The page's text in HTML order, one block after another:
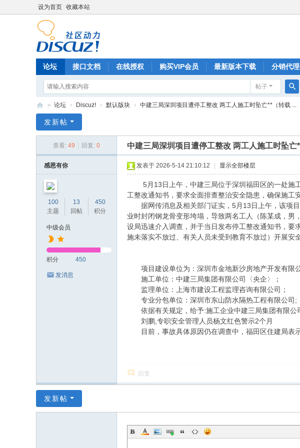
设为首页 收藏本站
论坛 接口文档 在线授权 购买VIP会员 最新版本下载 分销代
帖子
sc
» 论坛 › Discuz! › 默认版块 › 中建三局深圳项目遭停工整改 两工人施工时坠亡**（转载 ...
发新帖
查看: 49 回复: 0 中建三局深圳项目遭停工整改 两工人施工时坠亡
感恩有你
100
主题
13
回帖
450
积分
中级会员
积分 450
发消息
发表于 2026-5-14 21:10:12 显示全部楼层
5月13日上午，中建三局位于深圳福田区的一处施工
工整改通知书，要求全面排查整治安全隐患，确保施工
据网传消息及相关部门证实，5月13日上午，该项目
业时封闭钢龙骨变形垮塌，导致两名工人（陈某成，
设局迅速介入调查，并于当日发布停工整改通知书，要
施未落实不放过、有关人员未受到教育不放过）开展安
项目建设单位为：深圳市金地新沙房地产开发有限
施工单位：中建三局集团有限公司〈央企〉；
监理单位：上海市建设工程监理咨询有限公司；
专业分包单位：深圳市东山防水隔热工程有限公司;
依据有关规定，给予:施工企业中建三局集团有限公
刘鹏,专职安全管理人员杨文红色警示2个月
目前，事故具体原因仍在调查中，福田区住建局表
回复
发新帖